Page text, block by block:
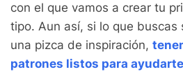
con el que vamos a crear tu
tipo. Aun así, si lo que buscas
una pizca de inspiración,
patrones listos para ayudarte